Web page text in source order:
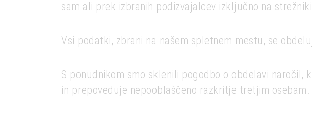
sam ali prek izbranih podizvajalcev izključno na
Vsi podatki, zbrani na našem spletnem mestu, se
S ponudnikom smo sklenili pogodbo o obdelavi
in prepoveduje nepooblaščeno razkritje tretjim osebam.